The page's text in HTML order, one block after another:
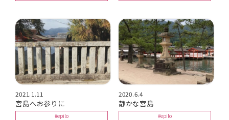
2021.1.11
宮島へお参りに
#epilo
2020.6.4
静かな宮島
#epilo